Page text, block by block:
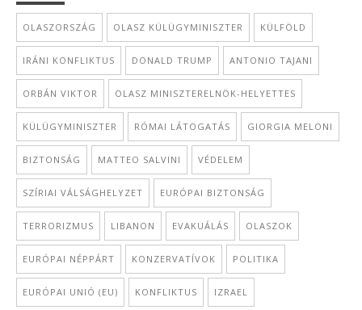
OLASZORSZÁG OLASZ KÜLÜGYMINISZTER KÜLFÖLD
IRÁNI KONFLIKTUS DONALD TRUMP ANTONIO TAJANI
ORBÁN VIKTOR OLASZ MINISZTERELNÖK-HELYETTES
KÜLÜGYMINISZTER RÓMAI LÁTOGATÁS GIORGIA MELONI
BIZTONSÁG MATTEO SALVINI VÉDELEM
SZÍRIAI VÁLSÁGHELYZET EURÓPAI BIZTONSÁG
TERRORIZMUS LIBANON EVAKUÁLÁS OLASZOK
EURÓPAI NÉPPÁRT KONZERVATÍVOK POLITIKA
EURÓPAI UNIÓ (EU) KONFLIKTUS IZRAEL